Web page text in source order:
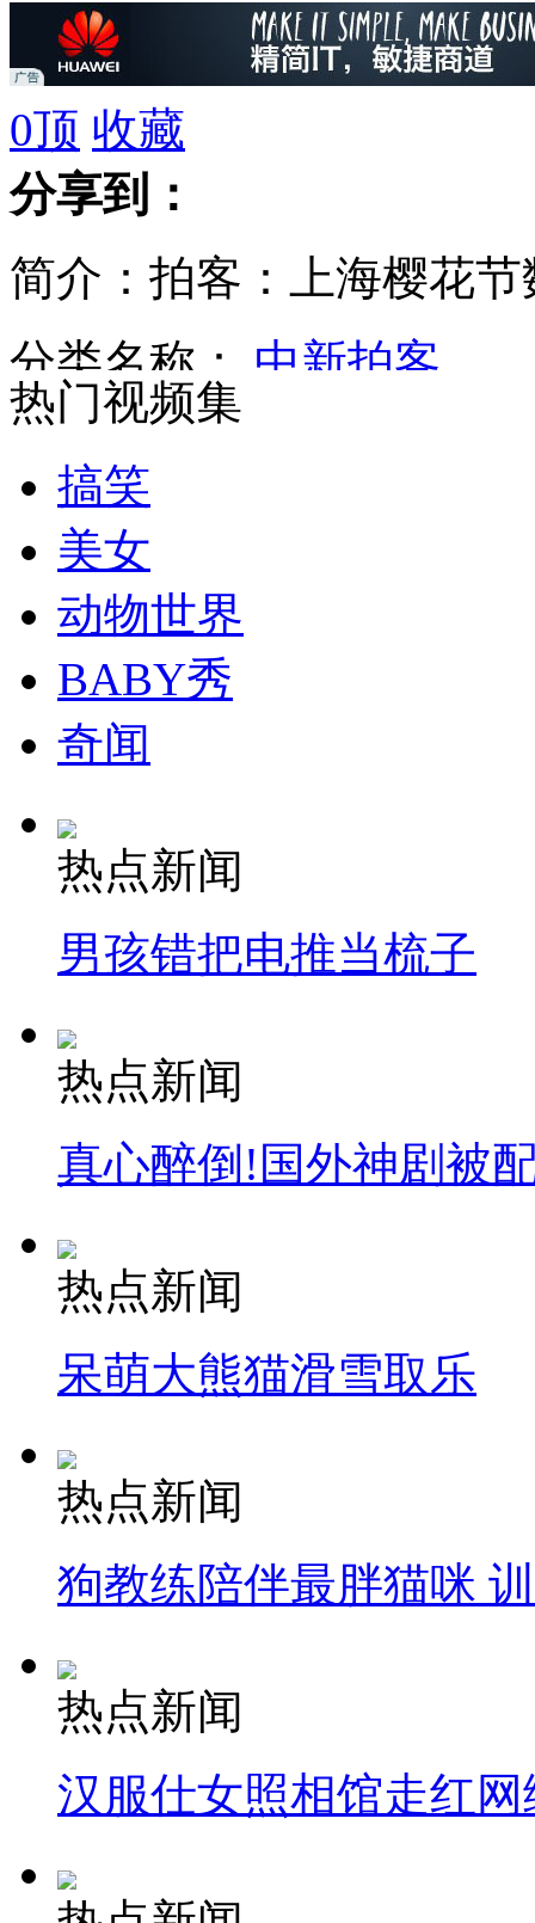
文章姚笛深圳亲密私会视频曝光
澳空军侦察机发现四个橙色疑似物
实拍广州强降雨 早高峰堵车严重
实拍深圳强降雨 建筑物被雾气笼罩
山西运城恶犬咬伤多人 警民合力深夜将其击毙
女孩北京地铁殴打老人 痛下狠手拳打脚踢
外交部：有关国家言论片面不公正
走！跟着总书记去植树
纽约上演“枕头大战”
0顶 收藏
分享到：
简介：拍客：上海樱花
分类名称： 中新拍客
热门视频集
搞笑
美女
动物世界
BABY秀
奇闻
热点新闻
男孩错把电推当梳子
热点新闻
真心醉倒!国外神剧被
热点新闻
呆萌大熊猫滑雪取乐
热点新闻
狗教练陪伴最胖猫咪
热点新闻
汉服仕女照相馆走红网